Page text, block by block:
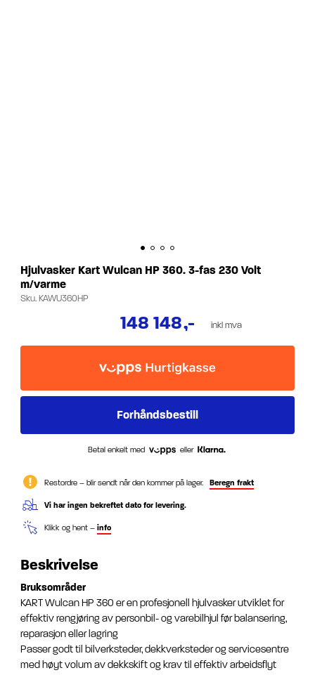
Hjulvasker Kart Wulcan HP 360. 3-fas 230 Volt
m/varme
Sku.KAWU360HP
148 148,- inkl mva
Betal enkelt med eller
Restordre – blir sendt når den kommer på lager. Beregn frakt
Vi har ingen bekreftet dato for levering.
Klikk og hent – info
Beskrivelse
Bruksområder
KART Wulcan HP 360 er en profesjonell hjulvasker utviklet for
effektiv rengjøring av personbil- og varebilhjul før balansering,
reparasjon eller lagring
Passer godt til bilverksteder, dekkverksteder og servicesentre
med høyt volum av dekkskift og krav til effektiv arbeidsflyt